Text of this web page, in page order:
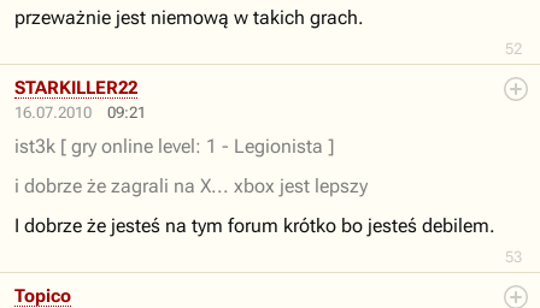
52
przeważnie jest niemową w takich grach.
16.07.2010 09:21
53
STARKILLER22
ist3k [ gry online level: 1 - Legionista ]
i dobrze że zagrali na X... xbox jest lepszy
I dobrze że jesteś na tym forum krótko bo jesteś debilem.
Topico